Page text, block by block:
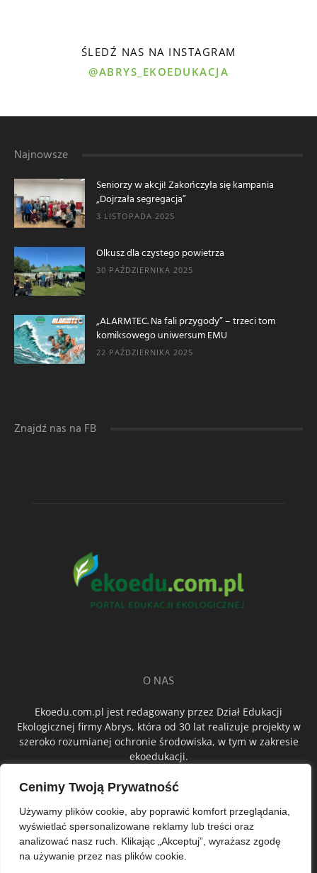
Cenimy Twoją Prywatność
Używamy plików cookie, aby poprawić komfort przeglądania,
wyświetlać spersonalizowane reklamy lub treści oraz
analizować nasz ruch. Klikając „Akceptuj”, wyrażasz zgodę
na używanie przez nas plików cookie.
ŚLEDŹ NAS NA INSTAGRAM
@ABRYS_EKOEDUKACJA
Najnowsze
Seniorzy w akcji! Zakończyła się kampania
„Dojrzała segregacja”
3 LISTOPADA 2025
Olkusz dla czystego powietrza
30 PAŹDZIERNIKA 2025
„ALARMTEC. Na fali przygody” – trzeci tom
komiksowego uniwersum EMU
22 PAŹDZIERNIKA 2025
Znajdź nas na FB
O NAS
Ekoedu.com.pl jest redagowany przez Dział Edukacji
Ekologicznej firmy Abrys, która od 30 lat realizuje projekty w
szeroko rozumianej ochronie środowiska, w tym w zakresie
ekoedukacji.
ŚLEDŹ NAS